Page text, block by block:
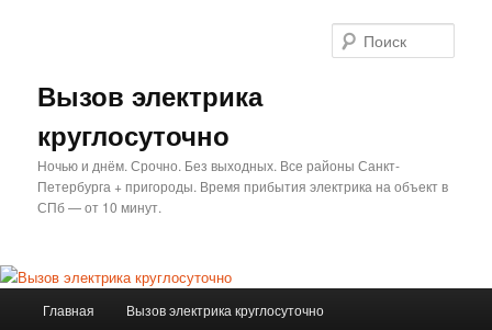
Вызов электрика
круглосуточно
Ночью и днём. Срочно. Без выходных. Все районы Санкт-
Петербурга + пригороды. Время прибытия электрика на объект в
СПб — от 10 минут.
Главная Вызов электрика круглосуточно